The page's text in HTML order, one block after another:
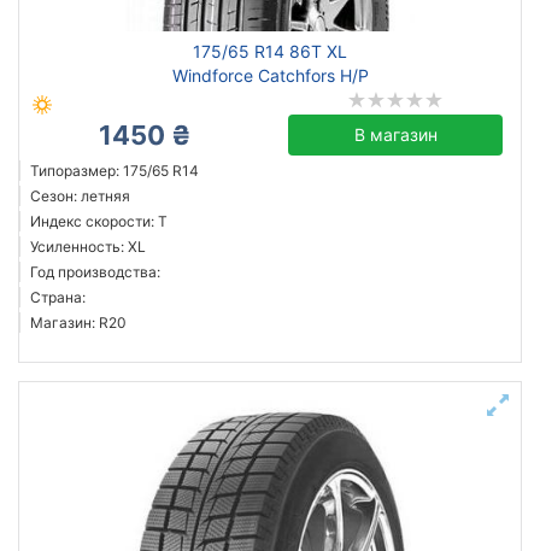
175/65 R14 86T XL
Windforce Catchfors H/P
1450 ₴ В магазин
Типоразмер: 175/65 R14
Сезон: летняя
Индекс скорости: T
Усиленность: XL
Год производства:
Страна:
Магазин: R20